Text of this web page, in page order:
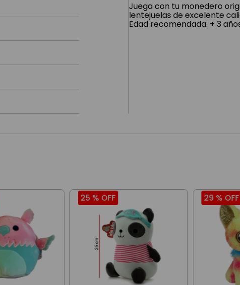
Juega con tu monedero
lentejuelas de excelente
Edad recomendada: + 3
25 % OFF 29 % OFF